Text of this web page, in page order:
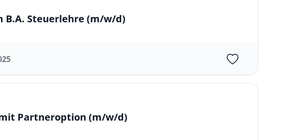
B.A. Steuerlehre(m/w/d)
Partneroption(m/w/d)